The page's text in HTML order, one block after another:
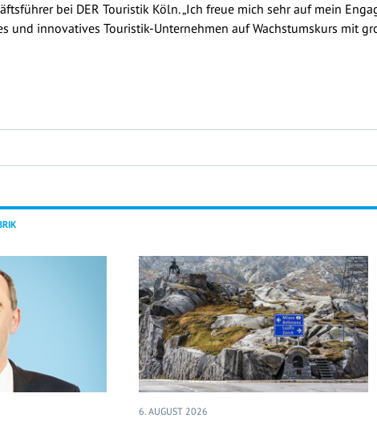
bei DER Touristik Köln. „Ich freue mich sehr auf mein
und innovatives Touristik-Unternehmen auf Wachstumskurs mit
6. AUGUST 2026